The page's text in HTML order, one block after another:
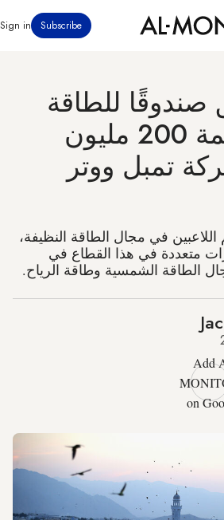
Subscribe
Sign in
للطاقة
النظيفة بقيمة 200 مليون
تمبل ووتر
في مجال الطاقة النظيفة،
متعددة في هذا القطاع في
الطاقة الشمسية وطاقة الرياح.
Add
on